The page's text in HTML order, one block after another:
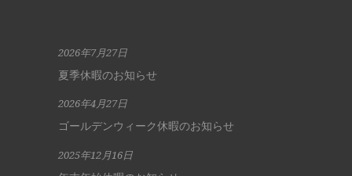
2026年7月27日
夏季休暇のお知らせ
2026年4月27日
ゴールデンウィーク休暇のお知らせ
2025年12月16日